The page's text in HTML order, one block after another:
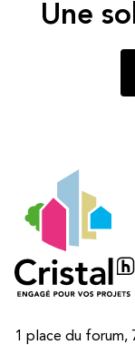
Une
1 place du forum,